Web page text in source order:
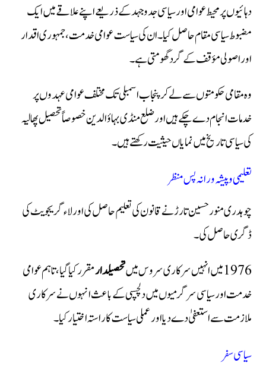
دہائیوں پر محیط عوامی اور سیاسی جدوجہد کے ذریعے اپنے علاقے میں ایک
مضبوط سیاسی مقام حاصل کیا۔ ان کی سیاست عوامی خدمت، جمہوری اقدار
اور اصولی مؤقف کے گرد گھومتی ہے۔
وہ مقامی حکومتوں سے لے کر پنجاب اسمبلی تک مختلف عوامی عہدوں پر
خدمات انجام دے چکے ہیں اور ضلع منڈی بہاؤالدین خصوصاً تحصیل پھالیہ
کی سیاسی تاریخ میں نمایاں حیثیت رکھتے ہیں۔
تعلیمی و پیشہ ورانہ پس منظر
چوہدری منور حسین تارڑ نے قانون کی تعلیم حاصل کی اور لاء گریجویٹ کی
ڈگری حاصل کی۔
1976 میں انہیں سرکاری سروس میں
تحصیلدارمقرر کیا گیا، تاہم عوامی
خدمت اور سیاسی سرگرمیوں میں دلچسپی کے باعث انہوں نے سرکاری
ملازمت سے استعفیٰ دے دیا اور عملی سیاست کا راستہ اختیار کیا۔
سیاسی سفر